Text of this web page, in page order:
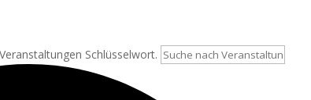
Schlüsselwort.